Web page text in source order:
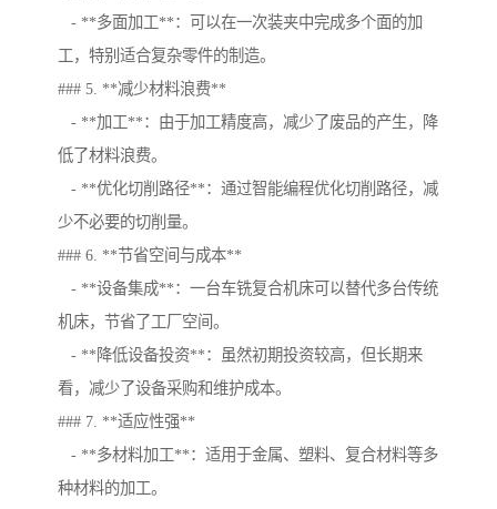
- **多面加工**：可以在一次装夹中完成多个面的加
工，特别适合复杂零件的制造。
### 5. **减少材料浪费**
- **加工**：由于加工精度高，减少了废品的产生，降
低了材料浪费。
- **优化切削路径**：通过智能编程优化切削路径，减
少不必要的切削量。
### 6. **节省空间与成本**
- **设备集成**：一台车铣复合机床可以替代多台传统
机床，节省了工厂空间。
- **降低设备投资**：虽然初期投资较高，但长期来
看，减少了设备采购和维护成本。
### 7. **适应性强**
- **多材料加工**：适用于金属、塑料、复合材料等多
种材料的加工。